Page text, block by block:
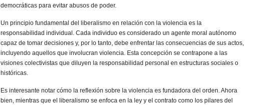
democráticas para evitar abusos de poder.
Un principio fundamental del liberalismo en relación con la violencia es la
responsabilidad individual. Cada individuo es considerado un agente moral autónomo
capaz de tomar decisiones y, por lo tanto, debe enfrentar las consecuencias de sus actos,
incluyendo aquellos que involucran violencia. Esta concepción se contrapone a las
visiones colectivistas que diluyen la responsabilidad personal en estructuras sociales o
históricas.
Es interesante notar cómo la reflexión sobre la violencia es fundadora del orden. Ahora
bien, mientras que el liberalismo se enfoca en la ley y el contrato como los pilares del